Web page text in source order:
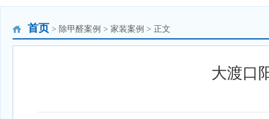
首页 > 除甲醛案例 > 家装案例 > 正文
大渡口